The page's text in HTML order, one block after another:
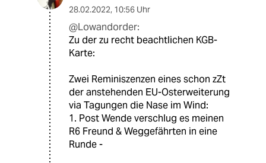
28.02.2022, 10:56 Uhr
@Lowandorder:
Zu der zu recht beachtlichen KGB-
Karte:
Zwei Reminiszenzen eines schon zZt
der anstehenden EU-Osterweiterung
via Tagungen die Nase im Wind:
1. Post Wende verschlug es meinen
R6 Freund & Weggefährten in eine
Runde -